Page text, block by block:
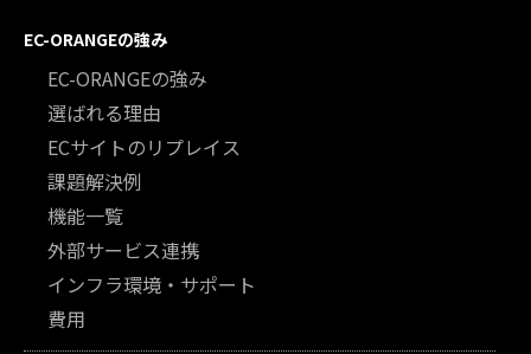
EC-ORANGEの強み
EC-ORANGEの強み
選ばれる理由
ECサイトのリプレイス
課題解決例
機能一覧
外部サービス連携
インフラ環境・サポート
費用